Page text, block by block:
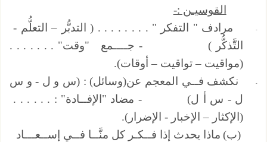
القوسيـن :-
-
مرادف " التفكر " . . . . . . . . ( التدبُّر – التعلُّم -
التَّذكُّر ) - جــــمع "وقت" . . . . . . .
(مواقيت – تواقيت – أوقات).
-
نكشف فــي المعجم عن(وسائل) : (س و ل - و س
ل - س أ ل) - مضاد "الإفــادة" : . . . . . .
(الإكثار – الإخبار - الإضرار).
(‌ب) ماذا يحدث إذا فــكـر كل منَّــا فــي إســعـــاد